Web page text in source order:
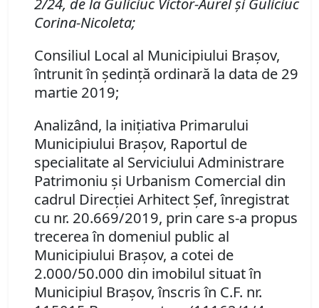
Corina-Nicoleta;
Consiliul Local al Municipiului Braşov,
întrunit în şedinţă ordinară la data de 29
martie 2019;
Analizând, la iniţiativa Primarului
Municipiului Braşov, Raportul de
specialitate al Serviciului Administrare
Patrimoniu şi Urbanism Comercial din
cadrul Direcţiei Arhitect Şef, înregistrat
cu nr. 20.669/2019, prin care s-a propus
trecerea în domeniul public al
Municipiului Braşov, a cotei de
2.000/50.000 din imobilul situat în
Municipiul Braşov, înscris în C.F. nr.